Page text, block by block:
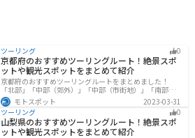
ツーリング 0
京都府のおすすめツーリングルート！絶景スポ
ットや観光スポットをまとめて紹介
京都府のおすすめツーリングルートをまとめました！
「北部」「中部（郊外）」「中部（市街地）」「南部」
の4つのルート紹介します。古い町並みや神社仏閣、自然
に囲まれた風光明媚なスポットが数多く存在し、様々な
楽しみ方ができます。バイクで京都府にツーリングに行
く際は参考にしてください。
モトスポット
2023-03-31
ツーリング
0
山梨県のおすすめツーリングルート！絶景スポ
ットや観光スポットをまとめて紹介